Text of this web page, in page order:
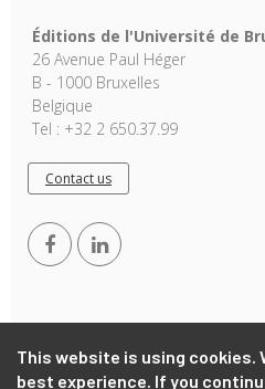
This website is using cookies.
best experience. If you
Éditions de l'Université de
26 Avenue Paul Héger
B - 1000 Bruxelles
Belgique
Tel : +32 2 650.37.99
Contact us